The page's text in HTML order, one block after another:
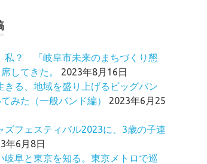
私？ 「岐阜市未来のまちづくり懇
してきた。
2023年8月16日
きる、地域を盛り上げるビッグバン
みた（一般バンド編）
2023年6月25
ズフェスティバル2023に、3歳の子連
年6月8日
岐阜と東京を知る。東京メトロで巡